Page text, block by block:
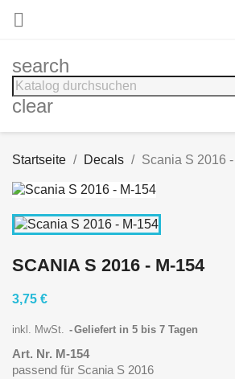

search
clear
Startseite Decals Scania S 2016
SCANIA S 2016 - M-154
3,75 €
inkl. MwSt. Geliefert in 5 bis 7 Tagen
Art. Nr. M-154
passend für Scania S 2016